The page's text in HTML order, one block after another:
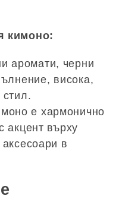
кимоно:
аромати, черни
висока,
стил.
е хармонично
акцент върху
в